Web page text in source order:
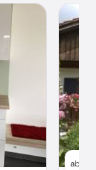
ab